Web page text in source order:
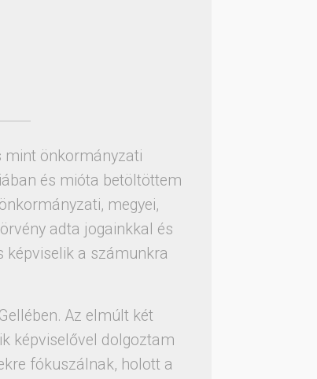
mint önkormányzati
és mióta betöltöttem
megyei,
adta jogainkkal és
képviselik a számunkra
Az elmúlt két
képviselővel dolgoztam
fókuszálnak, holott a